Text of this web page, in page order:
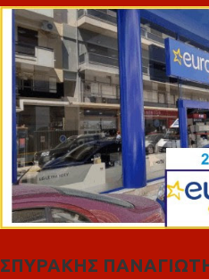
ΣΠΥΡΑΚΗΣ